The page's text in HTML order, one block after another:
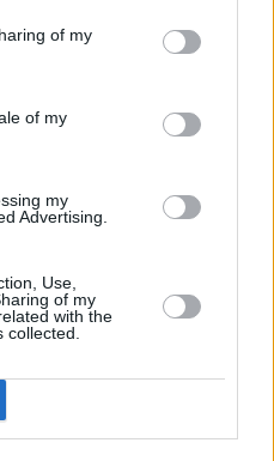
of my
of my
my
Advertising.
Use,
of my
with the
αναφέρει.
από σταθερή
με την ανεργία επί
να αυξάνεται
να σημειώνει
περαιτέρω σταδιακή
δύο χρόνια, ωστόσο
δυναμικού
έντασης εργασίας